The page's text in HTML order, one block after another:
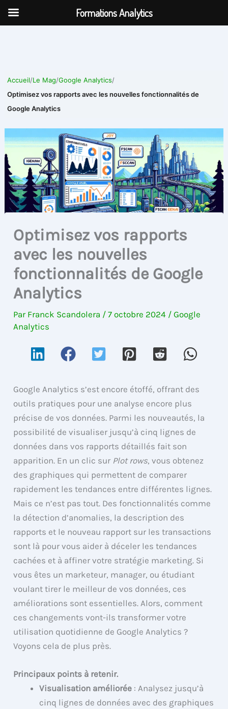
Aller
Accueil/Le Mag/Google Analytics/
Optimisez vos rapports avec les nouvelles fonctionnalités de
Google Analytics
Optimisez vos rapports
avec les nouvelles
fonctionnalités de Google
Analytics
Par Franck Scandolera /7 octobre 2024 /Google
Analytics
Google Analytics s’est encore étoffé, offrant des
outils pratiques pour une analyse encore plus
précise de vos données. Parmi les nouveautés, la
possibilité de visualiser jusqu’à cinq lignes de
données dans vos rapports détaillés fait son
apparition. En un clic sur Plot rows, vous obtenez
des graphiques qui permettent de comparer
rapidement les tendances entre différentes lignes.
Mais ce n’est pas tout. Des fonctionnalités comme
la détection d’anomalies, la description des
rapports et le nouveau rapport sur les transactions
sont là pour vous aider à déceler les tendances
cachées et à affiner votre stratégie marketing. Si
vous êtes un marketeur, manager, ou étudiant
voulant tirer le meilleur de vos données, ces
améliorations sont essentielles. Alors, comment
ces changements vont-ils transformer votre
utilisation quotidienne de Google Analytics ?
Voyons cela de plus près.
Principaux points à retenir.
Visualisation améliorée : Analysez jusqu’à
cinq lignes de données avec des graphiques
Formations Analytics